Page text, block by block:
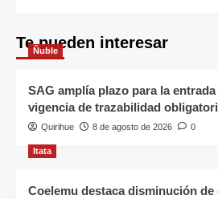
Te pueden interesar
Ñuble
SAG amplía plazo para la entrada
vigencia de trazabilidad
Quirihue 8 de agosto de 2026 0
Itata
Coelemu destaca disminución